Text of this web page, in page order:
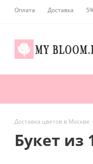
Оплата Доставка
Доставка цветов в Москве
Букет из